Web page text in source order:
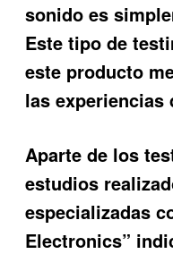
sonido es
Este tipo de
este producto
las
Aparte de los
estudios
especializadas
Electronics”